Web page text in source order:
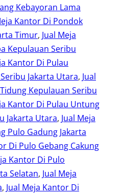
Kebayoran Lama
Kantor Di Pondok
Timur, Jual Meja
Kepulauan Seribu
Kantor Di Pulau
Jakarta Utara, Jual
Kepulauan Seribu
Kantor Di Pulau Untung
Jakarta Utara, Jual Meja
Pulo Gadung Jakarta
Di Pulo Gebang Cakung
Kantor Di Pulo
Selatan, Jual Meja
, Jual Meja Kantor Di